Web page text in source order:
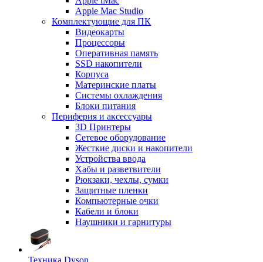
Apple Mac Studio
Комплектующие для ПК
Видеокарты
Процессоры
Оперативная память
SSD накопители
Корпуса
Материнские платы
Системы охлаждения
Блоки питания
Периферия и аксессуары
3D Принтеры
Сетевое оборудование
Жесткие диски и накопители
Устройства ввода
Хабы и разветвители
Рюкзаки, чехлы, сумки
Защитные пленки
Компьютерные очки
Кабели и блоки
Наушники и гарнитуры
Техника Dyson